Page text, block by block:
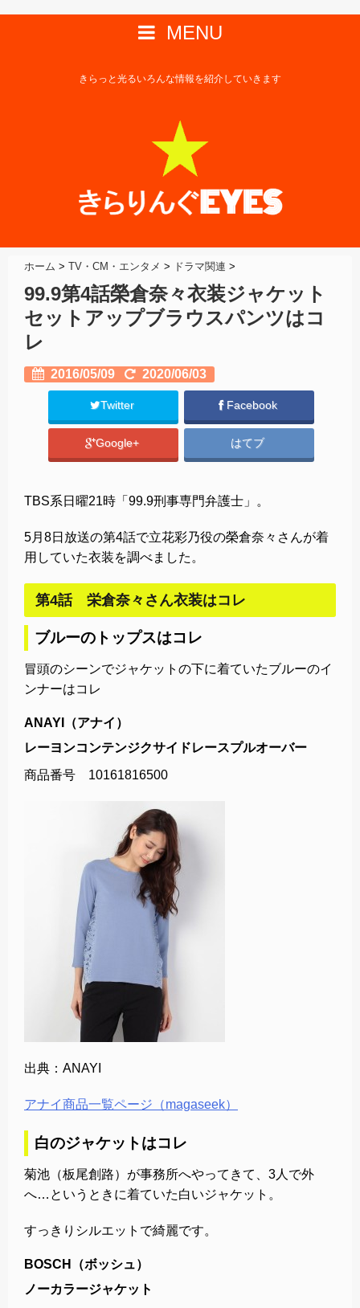
MENU
きらっと光るいろんな情報を紹介していきます
ホーム > TV・CM・エンタメ > ドラマ関連 >
99.9第4話榮倉奈々衣装ジャケット
セットアップブラウスパンツはコ
レ
2016/05/09 2020/06/03
Twitter Facebook
Google+ はてブ
TBS系日曜21時「99.9刑事専門弁護士」。
5月8日放送の第4話で立花彩乃役の榮倉奈々さんが着
用していた衣装を調べました。
第4話 栄倉奈々さん衣装はコレ
ブルーのトップスはコレ
冒頭のシーンでジャケットの下に着ていたブルーのイ
ンナーはコレ
ANAYI（アナイ）
レーヨンコンテンジクサイドレースプルオーバー
商品番号 10161816500
出典：ANAYI
アナイ商品一覧ページ（magaseek）
白のジャケットはコレ
菊池（板尾創路）が事務所へやってきて、3人で外
へ…というときに着ていた白いジャケット。
すっきりシルエットで綺麗です。
BOSCH（ボッシュ）
ノーカラージャケット